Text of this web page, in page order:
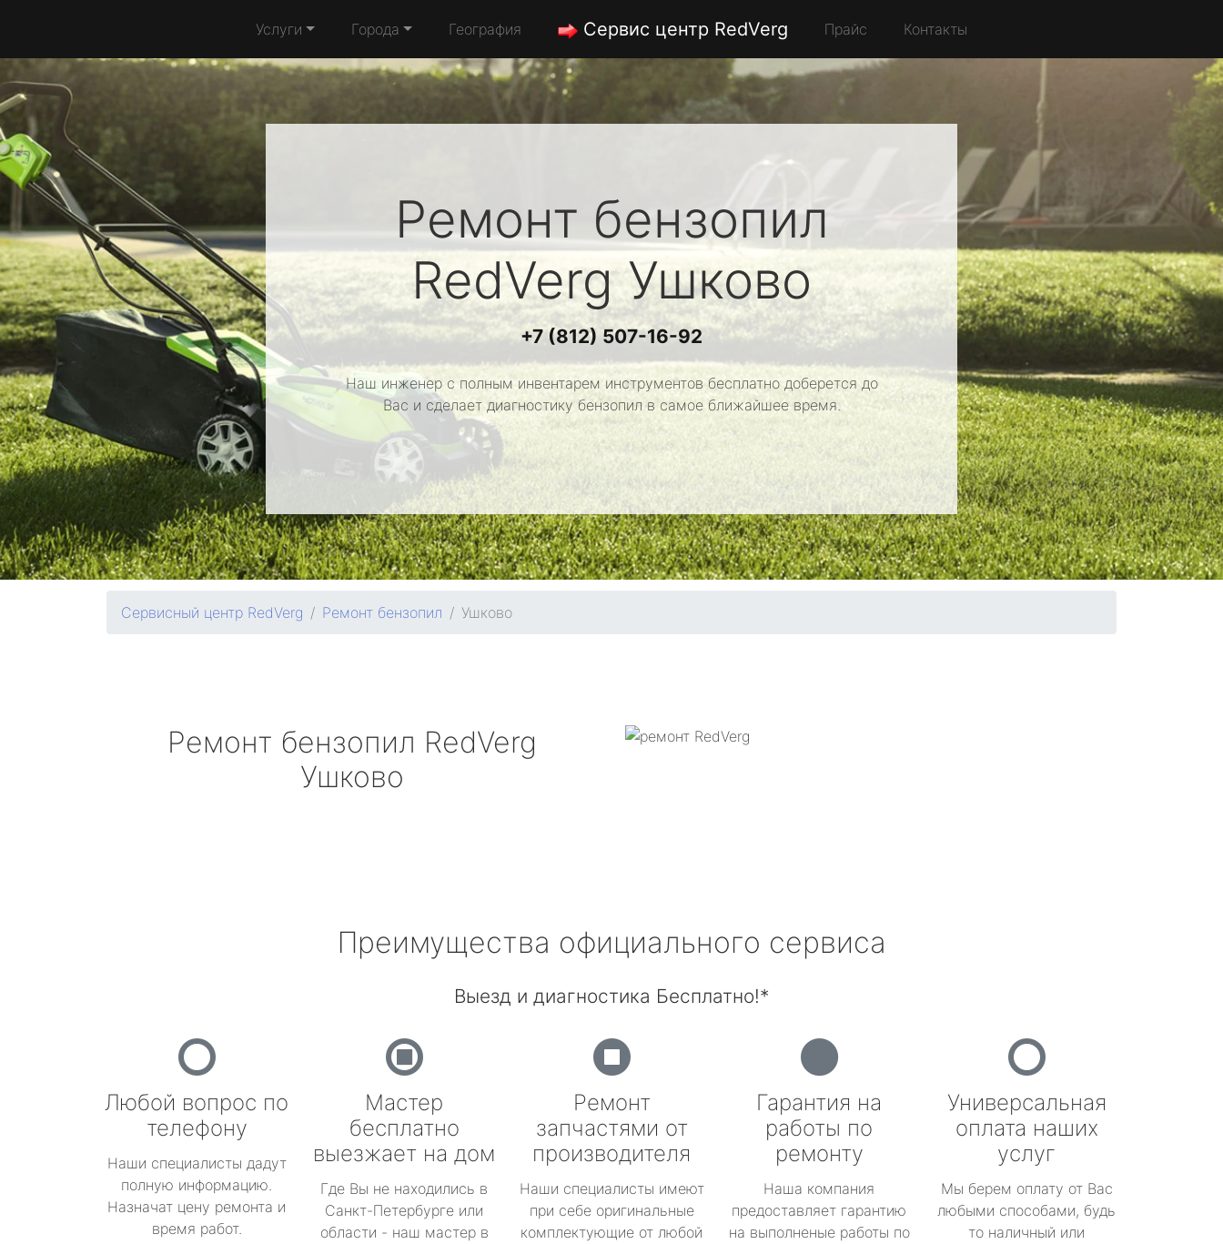
Услуги Города География Сервис центр RedVerg Прайс Контакты
Ремонт бензопил
RedVergУшково
+7 (812) 507-16-92
Наш инженер с полным инвентарем инструментов бесплатно доберется до
Вас и сделает диагностику бензопил в самое ближайшее время.
Сервисный центр RedVerg Ремонт бензопил Ушково
Ремонт бензопил RedVerg
Ушково
Преимущества официального сервиса
Выезд и диагностика Бесплатно!*
Любой вопрос по
телефону
Наши специалисты дадут
полную информацию.
Назначат цену ремонта и
время работ.
Мастер
бесплатно
выезжает на дом
Где Вы не находились в
Санкт-Петербурге или
области - наш мастер в
Ремонт
запчастями от
производителя
Наши специалисты имеют
при себе оригинальные
комплектующие от любой
Гарантия на
работы по
ремонту
Наша компания
предоставляет гарантию
на выполненые работы по
Универсальная
оплата наших
услуг
Мы берем оплату от Вас
любыми способами, будь
то наличный или